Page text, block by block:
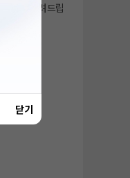
됨을 알려드립
닫기